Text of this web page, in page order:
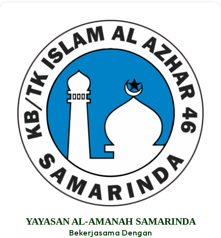
YAYASAN AL-AMANAH SAMARINDA
Bekerjasama Dengan